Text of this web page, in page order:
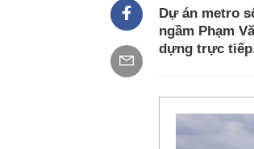
Dự án metro
ngầm Phạm
dựng trực